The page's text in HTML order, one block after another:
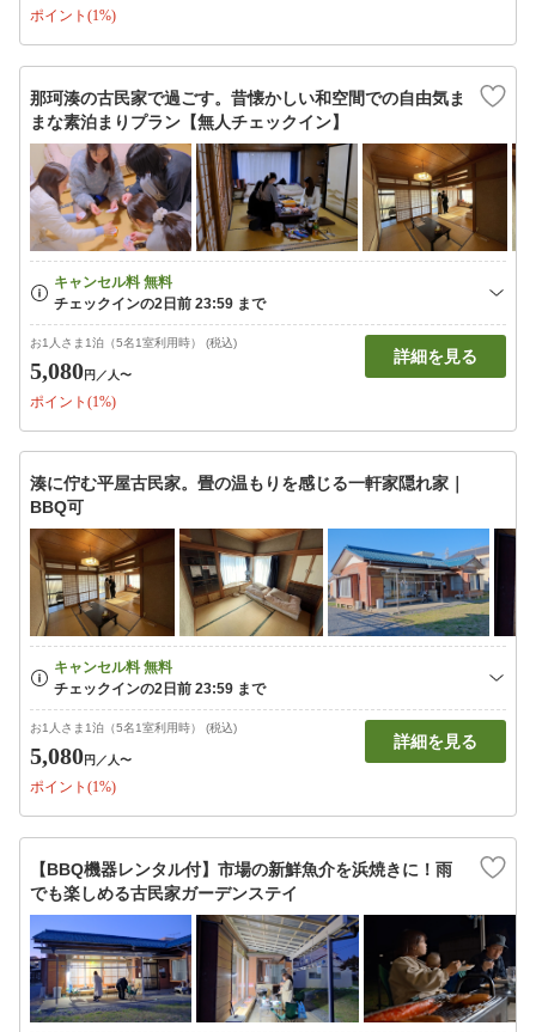
ポイント(1%)
那珂湊の古民家で過ごす。昔懐かしい和空間での自由気ま
まな素泊まりプラン【無人チェックイン】
お1人さま1泊（5名1室利用時） (税込)
5,080円 ／人〜
ポイント(1%)
詳細を見る
湊に佇む平屋古民家。畳の温もりを感じる一軒家隠れ家｜
BBQ可
お1人さま1泊（5名1室利用時） (税込)
5,080円 ／人〜
ポイント(1%)
詳細を見る
【BBQ機器レンタル付】市場の新鮮魚介を浜焼きに！雨
でも楽しめる古民家ガーデンステイ